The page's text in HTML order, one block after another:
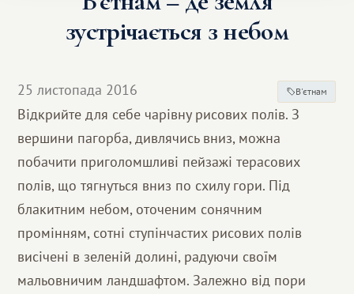
Клуб
Партнерам
Благотворительность
зустрічається з небом
25 листопада 2016 В'єтнам
Відкрийте для себе чарівну рисових полів. З
вершини пагорба, дивлячись вниз, можна
побачити приголомшливі пейзажі терасових
полів, що тягнуться вниз по схилу гори. Під
блакитним небом, оточеним сонячним
промінням, сотні ступінчастих рисових полів
висічені в зеленій долині, радуючи своїм
мальовничим ландшафтом. Залежно від пори